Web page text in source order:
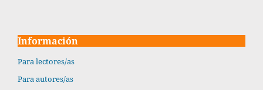
Información
Para lectores/as
Para autores/as